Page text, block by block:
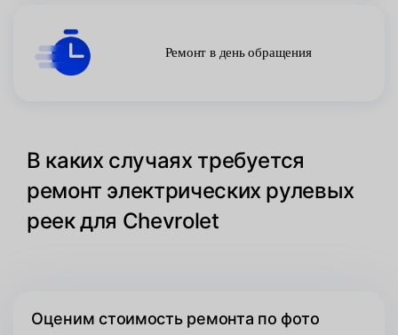
Ремонт в день обращения
В каких случаях требуется
ремонт электрических рулевых
реек для Chevrolet
Оценим стоимость ремонта по фото